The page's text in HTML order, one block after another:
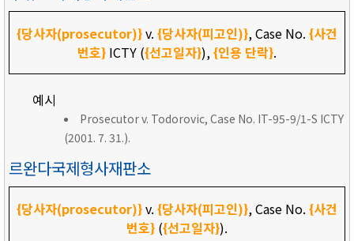
{당사자(prosecutor)}v. {당사자(피고인)}, Case No. {사건
번호} ICTY ({선고일자}),{인용 단락}.
예시
Prosecutor v. Todorovic, Case No. IT-95-9/1-S ICTY
(2001. 7. 31.).
르완다국제형사재판소
{당사자(prosecutor)}v. {당사자(피고인)}, Case No. {사건
번호} ({선고일자}).